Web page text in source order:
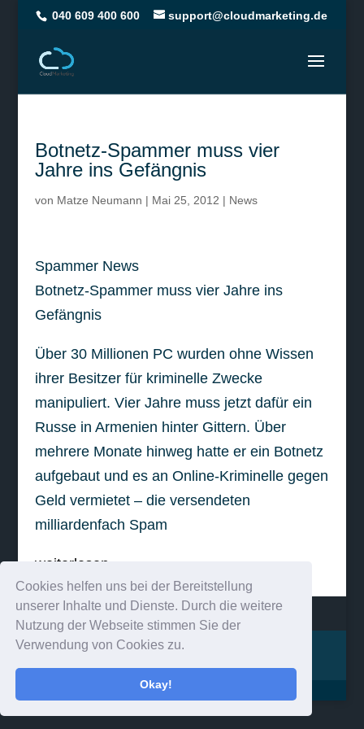
Cookies helfen uns bei der Bereitstellung
unserer Inhalte und Dienste. Durch die weitere
Nutzung der Webseite stimmen Sie der
Verwendung von Cookies zu.
Okay!
040 609 400 600 support@cloudmarketing.de
Botnetz-Spammer muss vier
Jahre ins Gefängnis
von Matze Neumann | Mai 25, 2012 | News
Spammer News
Botnetz-Spammer muss vier Jahre ins
Gefängnis
Über 30 Millionen PC wurden ohne Wissen
ihrer Besitzer für kriminelle Zwecke
manipuliert. Vier Jahre muss jetzt dafür ein
Russe in Armenien hinter Gittern. Über
mehrere Monate hinweg hatte er ein Botnetz
aufgebaut und es an Online-Kriminelle gegen
Geld vermietet – die versendeten
milliardenfach Spam
weiterlesen